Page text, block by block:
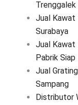
Trenggalek
Jual Kawat
Surabaya
Jual Kawat
Pabrik
Jual
Sampang
Distributor